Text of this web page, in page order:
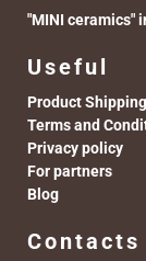
"MINI ceramics"
Useful
Product Shipping
Terms and
Privacy policy
For partners
Blog
Contacts